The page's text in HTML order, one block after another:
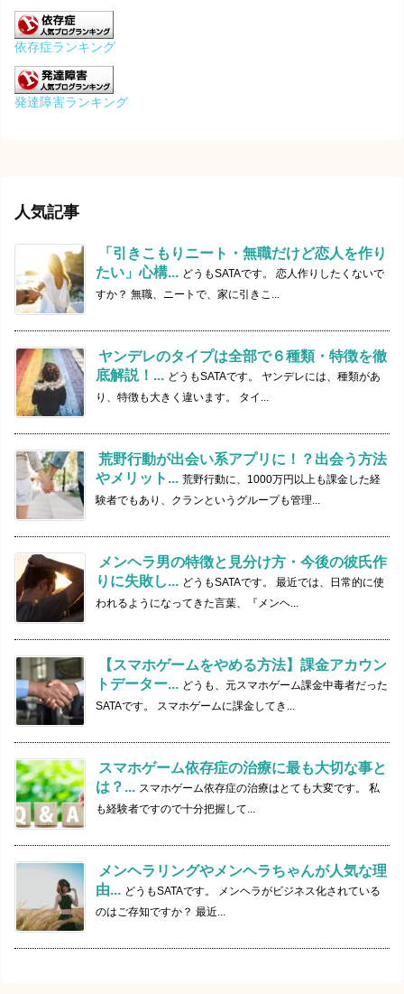
依存症ランキング
発達障害ランキング
人気記事
「引きこもりニート・無職だけど恋人を作り
たい」心構... どうもSATAです。 恋人作りしたくないで
すか？ 無職、ニートで、家に引きこ...
ヤンデレのタイプは全部で６種類・特徴を徹
底解説！... どうもSATAです。 ヤンデレには、種類があ
り、特徴も大きく違います。 タイ...
荒野行動が出会い系アプリに！？出会う方法
やメリット... 荒野行動に、1000万円以上も課金した経
験者でもあり、クランというグループも管理...
メンヘラ男の特徴と見分け方・今後の彼氏作
りに失敗し... どうもSATAです。 最近では、日常的に使
われるようになってきた言葉、『メンヘ...
【スマホゲームをやめる方法】課金アカウン
トデーター... どうも、元スマホゲーム課金中毒者だった
SATAです。 スマホゲームに課金してき...
スマホゲーム依存症の治療に最も大切な事と
は？... スマホゲーム依存症の治療はとても大変です。 私
も経験者ですので十分把握して...
メンヘラリングやメンヘラちゃんが人気な理
由... どうもSATAです。 メンヘラがビジネス化されている
のはご存知ですか？ 最近...